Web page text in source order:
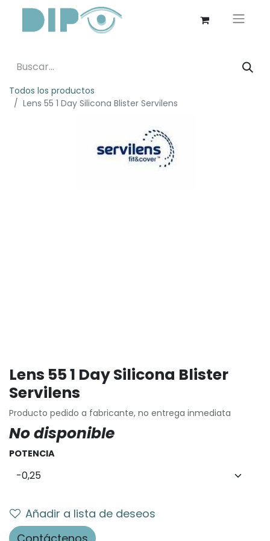
Todos los productos
Lens 55 1 Day Silicona Blister Servilens
Lens 55 1 Day Silicona Blister
Servilens
Producto pedido a fabricante, no entrega inmediata
No disponible
POTENCIA
Añadir a lista de deseos